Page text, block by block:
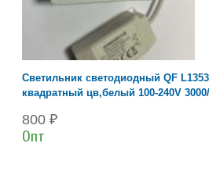
Светильник светодиодный QF
квадратный цв,белый 100-240V
800 ₽
Опт